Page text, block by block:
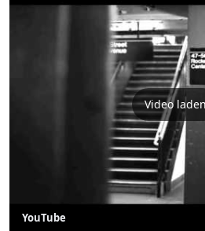
Video laden
YouTube